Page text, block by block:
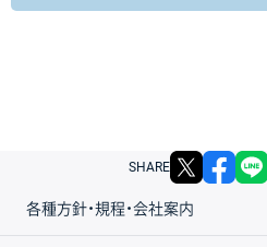
SHARE X
各種方針・規程・会社案内
取引規程・約款
サイトマップ
その他のご案内
個人情報保護方針
最良執行方針
サイトのご利用について
ディスクレイマー
信託保全
リスク説明
会社案内